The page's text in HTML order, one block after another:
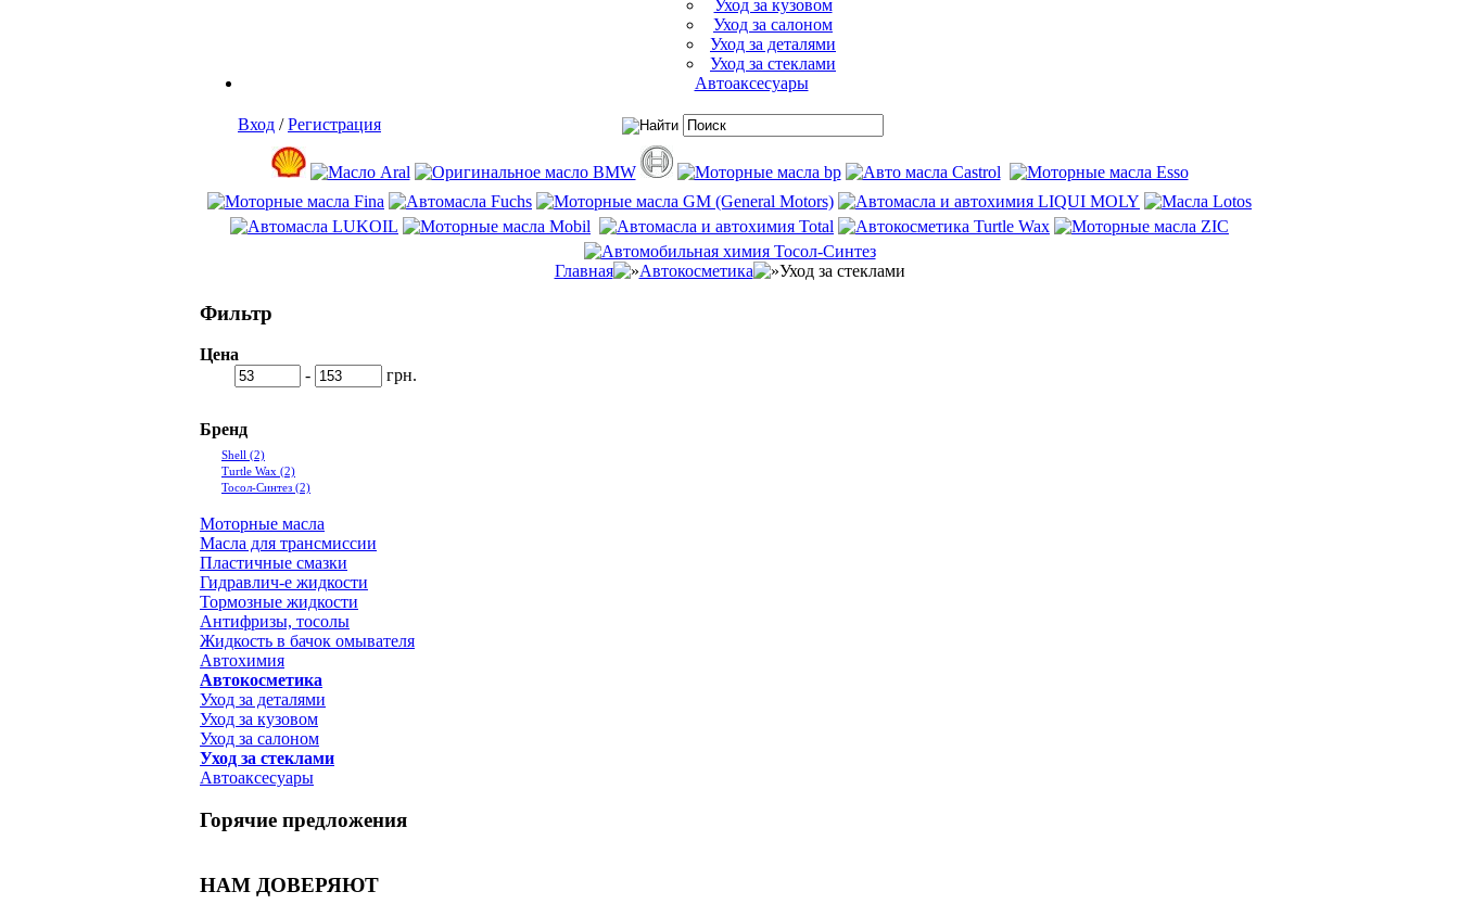
Уход за кузовом
Уход за салоном
Уход за деталями
Уход за стеклами
Автоаксесуары
Вход /Регистрация
Главная Автокосметика Уход за стеклами
Фильтр
Цена
-
грн.
Бренд
Shell (2)
Turtle Wax (2)
Тосол-Синтез (2)
Моторные масла
Масла для трансмиссии
Пластичные смазки
Гидравлич-е жидкости
Тормозные жидкости
Антифризы, тосолы
Жидкость в бачок омывателя
Автохимия
Автокосметика
Уход за деталями
Уход за кузовом
Уход за салоном
Уход за стеклами
Автоаксесуары
Горячие предложения
НАМ ДОВЕРЯЮТ